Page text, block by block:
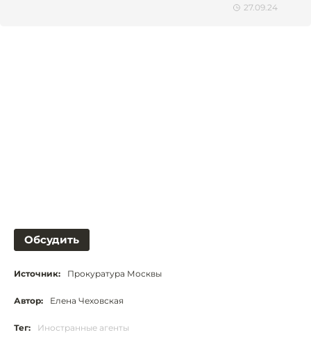
27.09.24
Обсудить
Источник: Прокуратура Москвы
Автор: Елена Чеховская
Тег: Иностранные агенты